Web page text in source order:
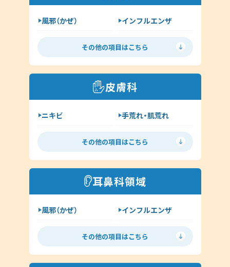
風邪（かぜ）
インフルエンザ
胃腸炎
花粉症
喘息
高血圧
咳喘息
消化器内科
呼吸器内科
新型コロナウイルス感染症
その他の項目はこちら
皮膚科
ニキビ
手荒れ・肌荒れ
じんましん
水虫
ヘルペス
帯状疱疹
イボ（尋常性疣贅:ゆうぜい）
しみ・肝斑
ハイドロキノン
その他（皮膚科）
その他の項目はこちら
耳鼻科領域
風邪（かぜ）
インフルエンザ
扁桃炎
花粉症
舌下免疫療法
中耳炎
その他の項目はこちら